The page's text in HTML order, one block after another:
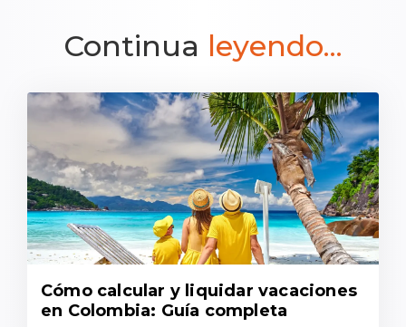
Continua leyendo...
Cómo calcular y liquidar vacaciones
en Colombia: Guía completa